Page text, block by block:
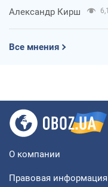
Александр Кирш
Все мнения
О компании
Правовая информация